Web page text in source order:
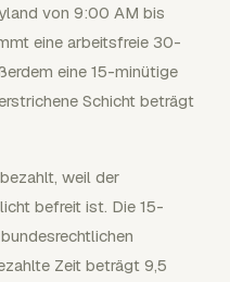
von 9:00 AM bis
eine arbeitsfreie 30-
eine 15-minütige
Schicht beträgt
weil der
befreit ist. Die 15-
Zeit beträgt 9,5